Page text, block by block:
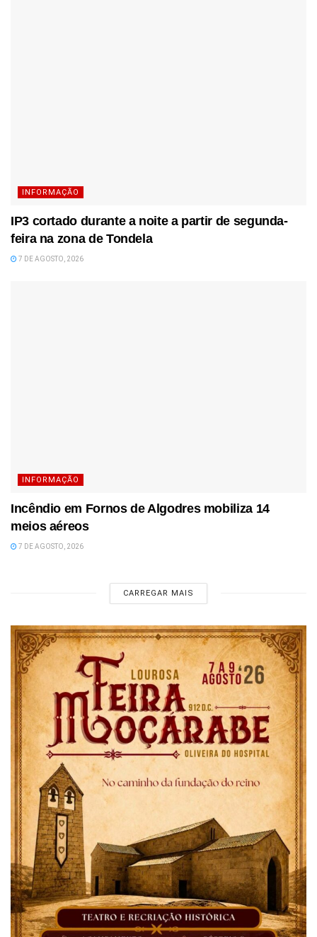
INFORMAÇÃO
IP3 cortado durante a noite a partir de segunda-
feira na zona de Tondela
7 DE AGOSTO, 2026
INFORMAÇÃO
Incêndio em Fornos de Algodres mobiliza 14
meios aéreos
7 DE AGOSTO, 2026
CARREGAR MAIS